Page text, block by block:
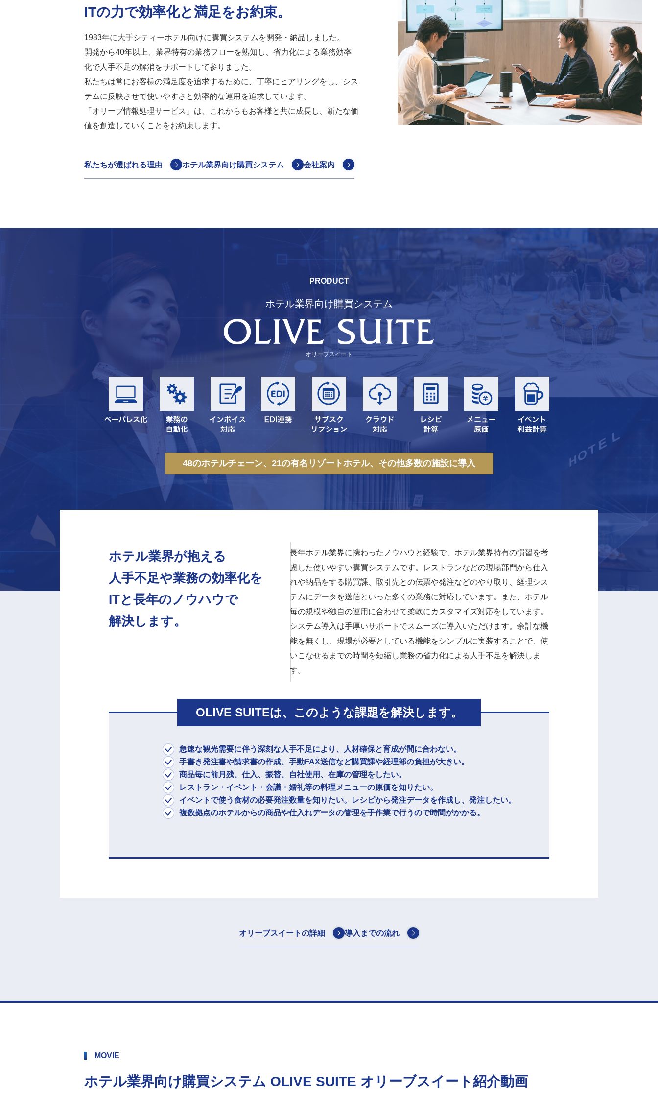
ITの力で効率化と満足をお約束。
1983年に大手シティーホテル向けに購買システムを開発・納品しました。
開発から40年以上、業界特有の業務フローを熟知し、省力化による業務効率
化で人手不足の解消をサポートして参りました。
私たちは常にお客様の満足度を追求するために、丁寧にヒアリングをし、シス
テムに反映させて使いやすさと効率的な運用を追求しています。
「オリーブ情報処理サービス」は、これからもお客様と共に成長し、新たな価
値を創造していくことをお約束します。
私たちが選ばれる理由 ホテル業界向け購買システム 会社案内
PRODUCT
ホテル業界向け購買システム
オリーブスイート
48のホテルチェーン、 21の有名リゾートホテル、 その他多数の施設に導入
ホテル業界が抱える
人手不足や業務の効率化を
ITと長年のノウハウで
解決します。
長年ホテル業界に携わったノウハウと経験で、ホテル業界特有の慣習を考
慮した使いやすい購買システムです。レストランなどの現場部門から仕入
れや納品をする購買課、取引先との伝票や発注などのやり取り、経理シス
テムにデータを送信といった多くの業務に対応しています。また、ホテル
毎の規模や独自の運用に合わせて柔軟にカスタマイズ対応をしています。
システム導入は手厚いサポートでスムーズに導入いただけます。余計な機
能を無くし、現場が必要としている機能をシンプルに実装することで、使
いこなせるまでの時間を短縮し業務の省力化による人手不足を解決しま
す。
OLIVE SUITEは、 このような課題を解決します。
急速な観光需要に伴う深刻な人手不足により、人材確保と育成が間に合わない。
手書き発注書や請求書の作成、手動FAX送信など購買課や経理部の負担が大きい。
商品毎に前月残、仕入、振替、自社使用、在庫の管理をしたい。
レストラン・イベント・会議・婚礼等の料理メニューの原価を知りたい。
イベントで使う食材の必要発注数量を知りたい。レシピから発注データを作成し、発注したい。
複数拠点のホテルからの商品や仕入れデータの管理を手作業で行うので時間がかかる。
オリーブスイートの詳細 導入までの流れ
MOVIE
ホテル業界向け購買システム OLIVE SUITE オリーブスイート紹介動画